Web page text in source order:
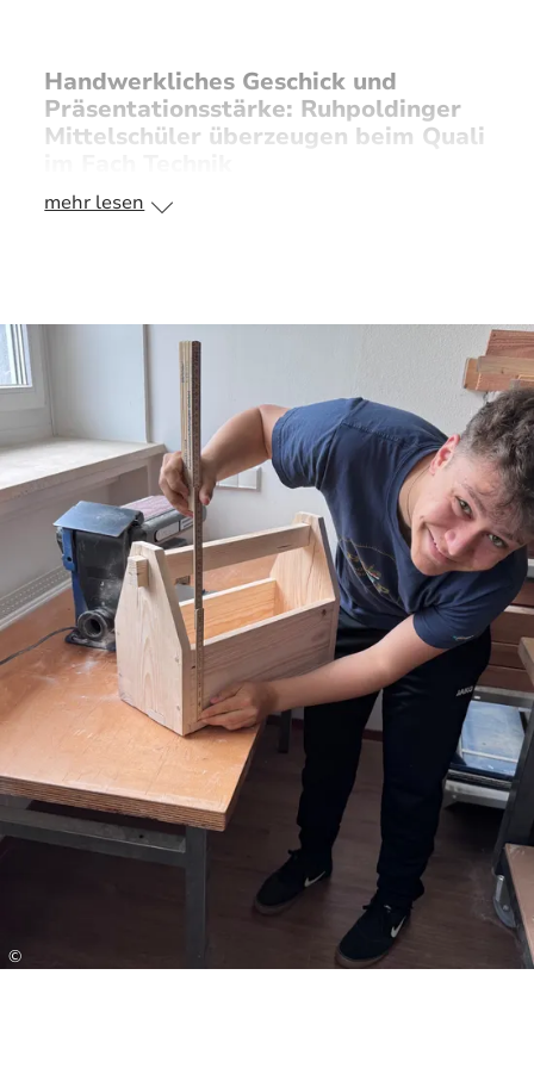
Handwerkliches Geschick und
Präsentationsstärke: Ruhpoldinger
Mittelschüler überzeugen beim Quali
praktischen Prüfung für den qualifizierenden
Abschluss der Mittelschule (Quali) im
Wahlpflichtfach Technik unter Beweis. Die
Jugendlichen fertigten eigenständig
Werkzeugkästen aus Holz und präsentieren
anschließend ihre Arbeiten mit einer
reflektierenden Vorstellung.
Die Prüflinge wurden in den letzten beiden
Schuljahren intensiv von Herrn Gstatter auf diese
Herausforderung vorbereitet.
Die angehenden Absolventen standen vor einer
anspruchsvollen Aufgabe: Zunächst erhielten sie
einen detaillierten Leittext, der die
Anforderungen an die Herstellung eines
Werkzeugkastens aus Holz genau definierte.
Anschließend ging es für die Schüler an die
Werkbank. Mit Präzision und handwerklichem
Geschick wurde gesägt, gebohrt und geschliffen,
um das vorgegebene Werkstück fachgerecht zu
fertigen. Hierbei waren nicht nur technisches
Verständnis, sondern auch sorgfältiges Arbeiten
und Ausdauer gefragt.
mehr lesen
©